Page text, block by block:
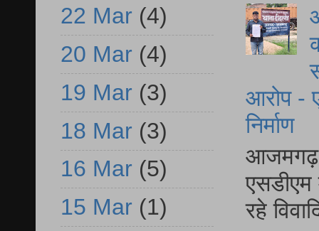
आरोप -
निर्माण
आजमगढ़
एसडीएम
रहे
22 Mar (4)
20 Mar (4)
19 Mar (3)
18 Mar (3)
16 Mar (5)
15 Mar (1)